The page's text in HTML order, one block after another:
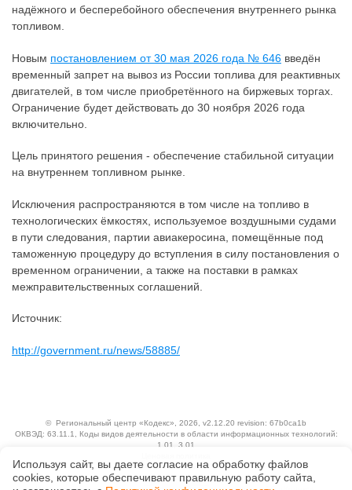
надёжного и бесперебойного обеспечения внутреннего рынка
топливом.
Новым постановлением от 30 мая 2026 года № 646 введён
временный запрет на вывоз из России топлива для реактивных
двигателей, в том числе приобретённого на биржевых торгах.
Ограничение будет действовать до 30 ноября 2026 года
включительно.
Цель принятого решения - обеспечение стабильной ситуации
на внутреннем топливном рынке.
Исключения распространяются в том числе на топливо в
технологических ёмкостях, используемое воздушными судами
в пути следования, партии авиакеросина, помещённые под
таможенную процедуру до вступления в силу постановления о
временном ограничении, а также на поставки в рамках
межправительственных соглашений.
Источник:
http://government.ru/news/58885/
© Региональный центр «Кодекс» , 2026, v2.12.20 revision: 67b0ca1b
ОКВЭД: 63.11.1, Коды видов деятельности в области информационных технологий:
1.01, 3.01
Технологии
Используя сайт, вы даете согласие на обработку файлов
сооkiеs, которые обеспечивают правильную работу сайта,